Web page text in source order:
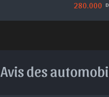
280.000
Avis des